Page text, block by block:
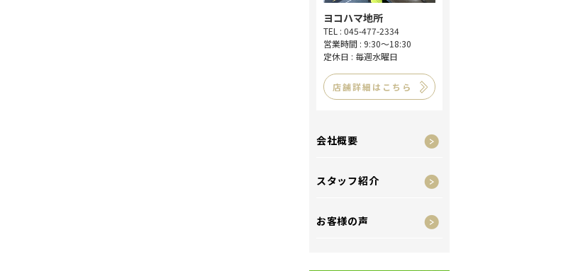
ヨコハマ地所
TEL : 045-477-2334
営業時間 : 9:30～18:30
定休日 : 毎週水曜日
店舗詳細はこちら
会社概要
スタッフ紹介
お客様の声